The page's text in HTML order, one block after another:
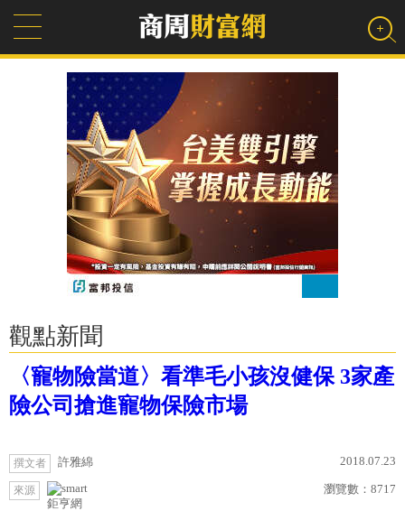
觀點新聞
〈寵物險當道〉看準毛小孩沒健保 3家產
險公司搶進寵物保險市場
撰文者 許雅綿 2018.07.23
來源
鉅亨網
瀏覽數： 8717